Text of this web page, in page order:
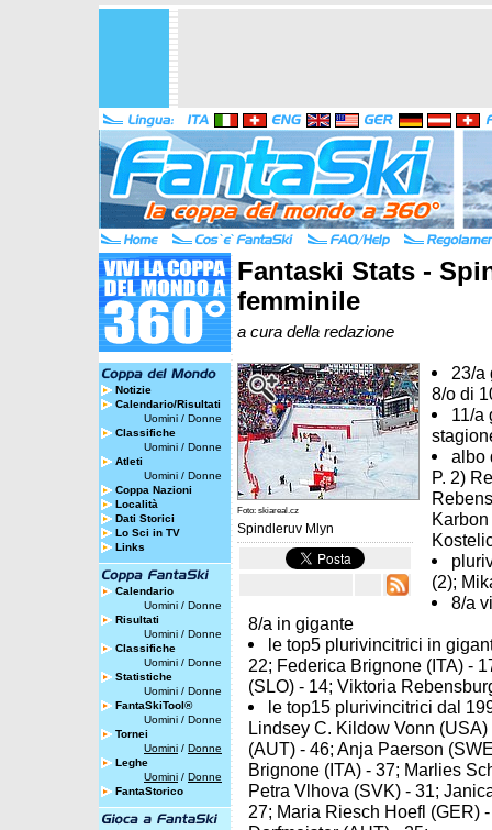
Notizie
Calendario/Risultati
Uomini / Donne
Classifiche
Uomini / Donne
Atleti
Uomini / Donne
Coppa Nazioni
Località
Dati Storici
Lo Sci in TV
Links
Calendario
Uomini / Donne
Risultati
Uomini / Donne
Classifiche
Uomini / Donne
Statistiche
Uomini / Donne
FantaSkiTool®
Uomini / Donne
Tornei
Uomini / Donne
Leghe
Uomini / Donne
FantaStorico
Fantaski Stats -
femminile
a cura della redazione
Foto: skiareal.cz
Spindleruv Mlyn
23/a
8/o di
11/a
albo
P. 2)
(2);
8/a
8/a in gigante
le top5 plurivincitrici in
22; Federica Brignone (ITA) -
(SLO) - 14; Viktoria
le top15 plurivincitrici dal
Lindsey C. Kildow Vonn
(AUT) - 46; Anja Paerson
Brignone (ITA) - 37; Marlies
Petra Vlhova (SVK) - 31;
27; Maria Riesch Hoefl (GER)